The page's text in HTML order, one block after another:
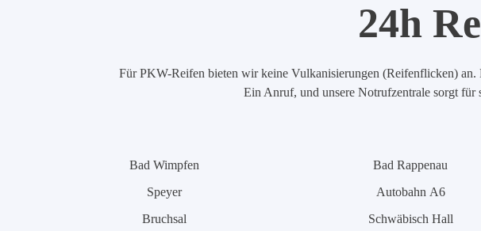
24h
Für PKW-Reifen bieten wir keine Vulkanisierungen (Reifenflicken)
Ein Anruf, und unsere Notrufzentrale sorgt für
Bad Wimpfen
Speyer
Bruchsal
Bad Rappenau
Autobahn A6
Schwäbisch Hall